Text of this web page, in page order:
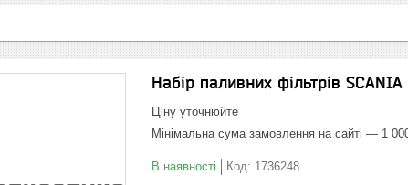
Набір паливних фільтрів
Ціну уточнюйте
Мінімальна сума замовлення на сайті — 1
В наявності Код: 1736248